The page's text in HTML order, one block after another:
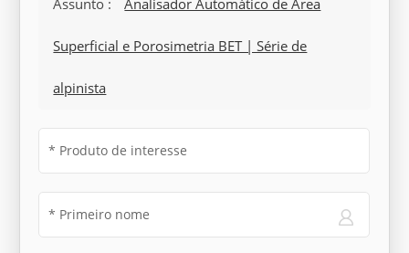
Assunto : Analisador Automático de Área
Superficial e Porosimetria BET | Série de
alpinista